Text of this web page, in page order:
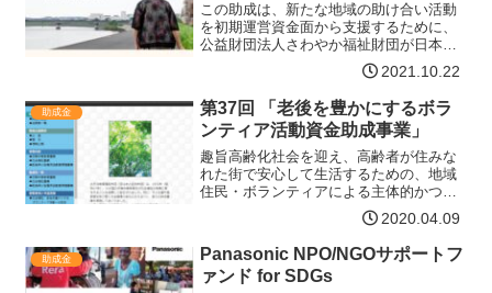
この助成は、新たな地域の助け合い活動
を初期運営資金面から支援するために、
公益財団法人さわやか福祉財団が日本労
働組合総連合会(連合)「連合・愛のカン
パ」より資金を提供いただいて実施する
ものです。助成詳細対象となる活動内容
新たに始める「ふれあい…【詳細はコチ
ラ】
2021.10.22
助成金
第37回 「老後を豊かにするボラ
ンティア活動資金助成事業」
趣旨高齢化社会を迎え、高齢者が住みな
れた街で安心して生活するための、地域
住民・ボランティアによる主体的かつ活
発な福祉活動に対するニーズが、一段と
高まっています。本助成事業は、高齢者
を主な対象として活動するボランティア
グループおよび地域共生社…【詳細はコ
チラ】
2020.04.09
助成金
Panasonic NPO/NGOサポートフ
ァンド for SDGs